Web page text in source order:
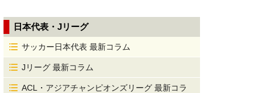
日本代表・Jリーグ
サッカー日本代表 最新コラム
Jリーグ 最新コラム
ACL・アジアチャンピオンズリーグ 最新コラ